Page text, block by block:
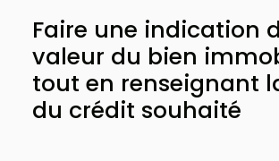
Faire une indication
valeur du bien
tout en renseignant
du crédit souhaité